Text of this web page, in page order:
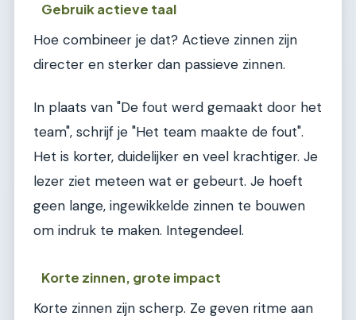
Gebruik actieve taal
Hoe combineer je dat? Actieve zinnen zijn
directer en sterker dan passieve zinnen.
In plaats van "De fout werd gemaakt door het
team", schrijf je "Het team maakte de fout".
Het is korter, duidelijker en veel krachtiger. Je
lezer ziet meteen wat er gebeurt. Je hoeft
geen lange, ingewikkelde zinnen te bouwen
om indruk te maken. Integendeel.
Korte zinnen, grote impact
Korte zinnen zijn scherp. Ze geven ritme aan